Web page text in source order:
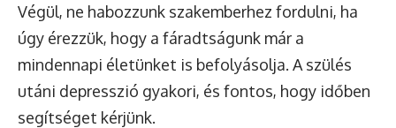
Végül, ne habozzunk szakemberhez fordulni, ha
úgy érezzük, hogy a fáradtságunk már a
mindennapi életünket is befolyásolja. A szülés
utáni depresszió gyakori, és fontos, hogy időben
segítséget kérjünk.